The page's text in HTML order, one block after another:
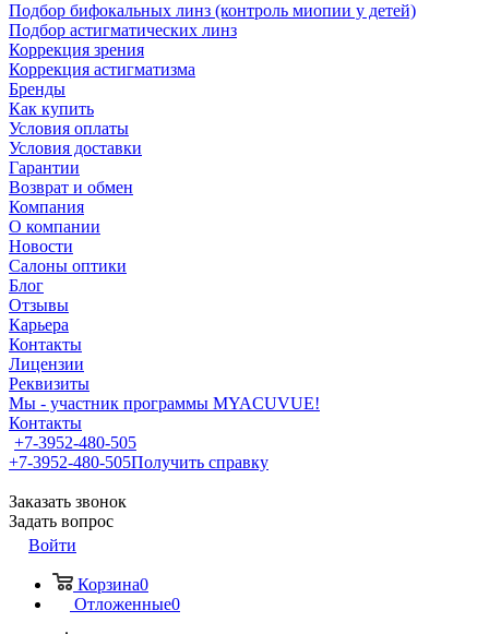
Подбор бифокальных линз (контроль миопии у детей)
Подбор астигматических линз
Коррекция зрения
Коррекция астигматизма
Бренды
Как купить
Условия оплаты
Условия доставки
Гарантии
Возврат и обмен
Компания
О компании
Новости
Салоны оптики
Блог
Отзывы
Карьера
Контакты
Лицензии
Реквизиты
Мы - участник программы MYACUVUE!
Контакты
+7-3952-480-505
+7-3952-480-505Получить справку
Заказать звонок
Задать вопрос
Войти
Корзина0
Отложенные0